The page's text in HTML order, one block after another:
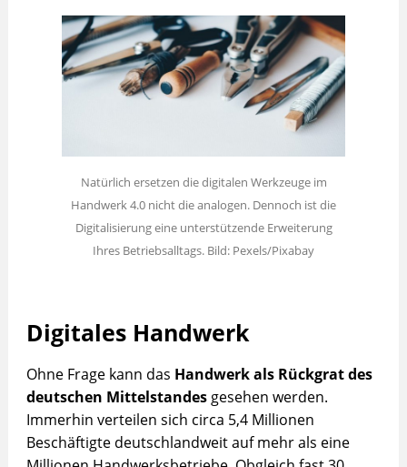
Natürlich ersetzen die digitalen Werkzeuge im
Handwerk 4.0 nicht die analogen. Dennoch ist die
Digitalisierung eine unterstützende Erweiterung
Ihres Betriebsalltags. Bild: Pexels/Pixabay
Digitales Handwerk
Ohne Frage kann das Handwerk als Rückgrat des
deutschen Mittelstandesgesehen werden.
Immerhin verteilen sich circa 5,4 Millionen
Beschäftigte deutschlandweit auf mehr als eine